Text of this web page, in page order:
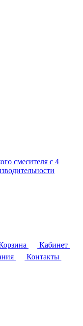
смесителя с 4
Кабинет
Контакты